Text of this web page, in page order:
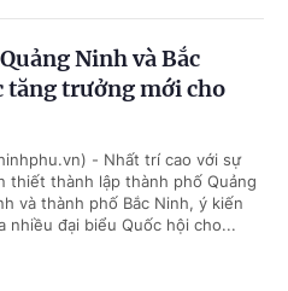
Ninh và Bắc
trưởng mới cho
- Nhất trí cao với sự
thiết thành lập thành phố Quảng
và thành phố Bắc Ninh, ý kiến
nhiều đại biểu Quốc hội cho...